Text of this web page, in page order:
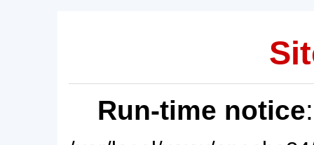
Run-time notice